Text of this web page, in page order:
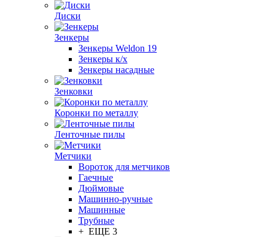
Диски
Зенкеры
Зенкеры Weldon 19
Зенкеры к/х
Зенкеры насадные
Зенковки
Коронки по металлу
Ленточные пилы
Метчики
Вороток для метчиков
Гаечные
Дюймовые
Машинно-ручные
Машинные
Трубные
+ ЕЩЕ 3